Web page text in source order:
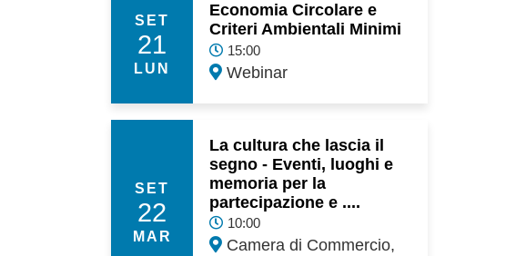
SET
21
LUN
Economia Circolare e
Criteri Ambientali Minimi
15:00
Webinar
SET
22
MAR
La cultura che lascia il
segno - Eventi, luoghi e
memoria per la
partecipazione e ....
10:00
Camera di Commercio,